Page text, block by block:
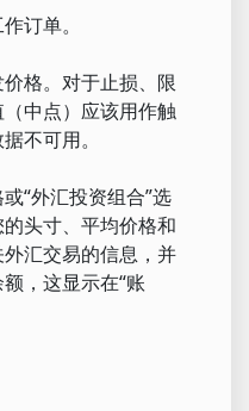
订单。
格。对于止损、限
中点）应该用作触
不可用。
“外汇投资组合”选
头寸、平均价格和
汇交易的信息，并
，这显示在“账